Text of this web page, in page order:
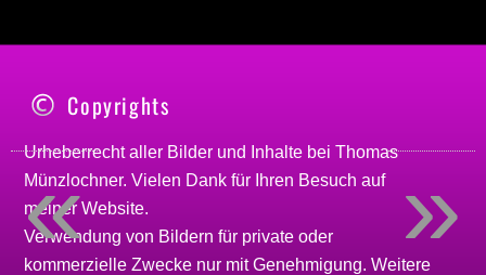
Copyrights
Urheberrecht aller Bilder und Inhalte beiThomas
Münzlochner. Vielen Dank für Ihren Besuch auf
meinerWebsite.
Verwendung von Bildern für private oder
kommerzielle Zwecke nur mit Genehmigung.Weitere»
«